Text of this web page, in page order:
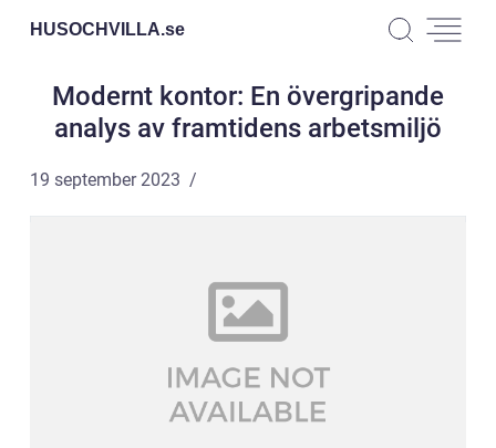
HUSOCHVILLA.se
Modernt kontor: En övergripande
analys av framtidens arbetsmiljö
19 september 2023